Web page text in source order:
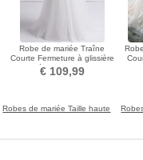
Robe de mariée Traîne
Courte Fermeture à glissière
Médium Dentelle
€ 109,99
Robes de mariée Taille haute